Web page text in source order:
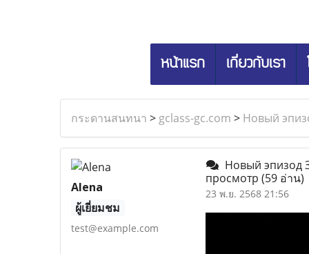
หน้าแรก เกี่ยวกับเรา
กระดานสนทนา > gclass-gc.com > Новый
Alena
ผู้เยี่ยมชม
test@example.com
Новый эпизод
просмотр (59 อ่าน)
23 พ.ย. 2568 21:56